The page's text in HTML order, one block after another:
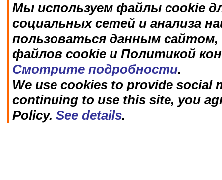
Мы используем файлы cookie
социальных сетей и анализа
пользоваться данным
файлов cookie и Политикой
Смотрите подробности.
We use cookies to provide social
continuing to use this site, you
Policy. See details.